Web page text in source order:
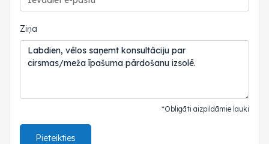
Ziņa
*Obligāti aizpildāmie lauki
Pieteikties